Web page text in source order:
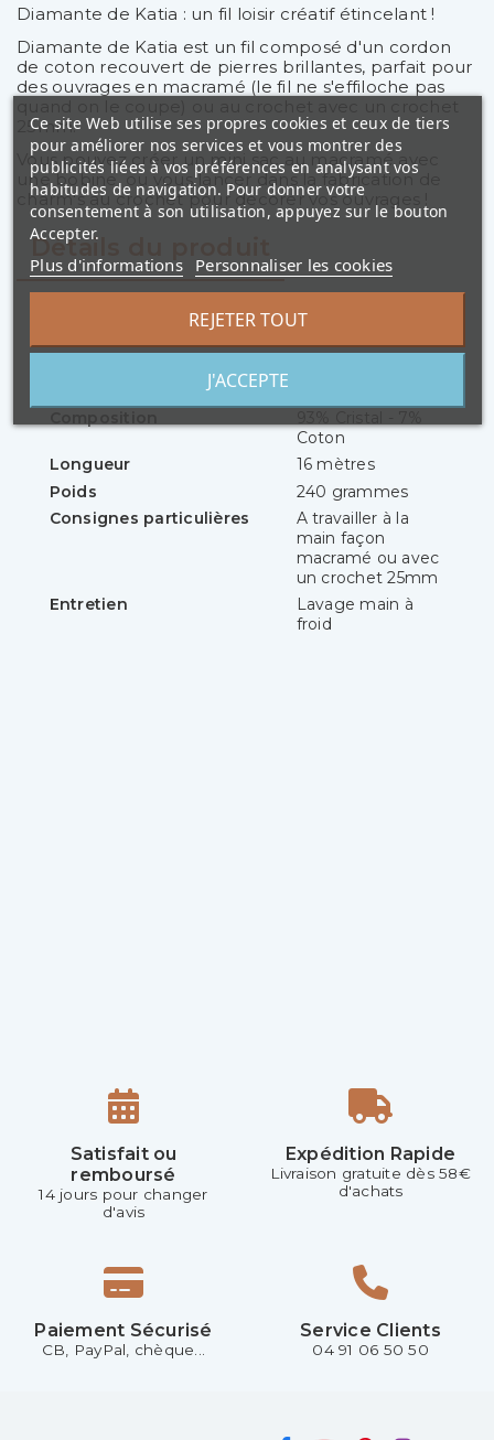
Diamante de Katia : un fil loisir créatif étincelant !
Diamante de Katia est un fil composé d'un cordon
de coton recouvert de pierres brillantes, parfait pour
des ouvrages en macramé (le fil ne s'effiloche pas
25mm.
Vous pouvez créer un mini sac au macramé avec
une bobine, ou vous lancer dans la fabrication de
charm's au crochet pour décorer vos ouvrages !
Détails du produit
K-Diamante-500
Quantité conseillée pour
Coton
Longueur
16 mètres
Poids
240 grammes
Consignes particulières
A travailler à la
main façon
macramé ou avec
un crochet 25mm
Entretien
Lavage main à
froid
Satisfait ou
remboursé
14 jours pour changer
d'avis
Expédition Rapide
Livraison gratuite dès 58€
d'achats
Paiement Sécurisé
CB, PayPal, chèque...
Service Clients
04 91 06 50 50
Ce site Web utilise ses propres cookies et ceux de tiers
pour améliorer nos services et vous montrer des
publicités liées à vos préférences en analysant vos
habitudes de navigation. Pour donner votre
consentement à son utilisation, appuyez sur le bouton
Accepter.
Plus d'informations Personnaliser les cookies
REJETER TOUT
J'ACCEPTE